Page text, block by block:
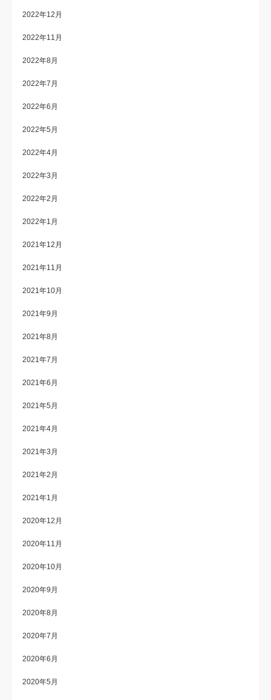
2022年12月
2022年11月
2022年8月
2022年7月
2022年6月
2022年5月
2022年4月
2022年3月
2022年2月
2022年1月
2021年12月
2021年11月
2021年10月
2021年9月
2021年8月
2021年7月
2021年6月
2021年5月
2021年4月
2021年3月
2021年2月
2021年1月
2020年12月
2020年11月
2020年10月
2020年9月
2020年8月
2020年7月
2020年6月
2020年5月